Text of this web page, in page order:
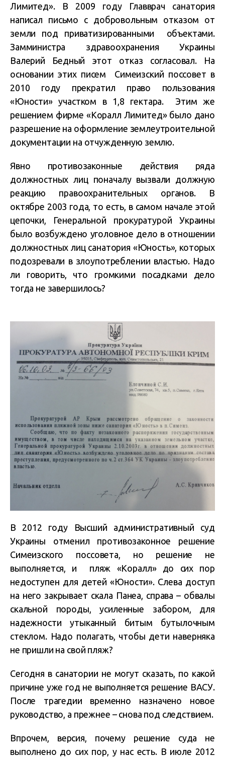
Лимитед». В 2009 году Главврач санатория
написал письмо с добровольным отказом от
земли под приватизированными объектами.
Замминистра здравоохранения Украины
Валерий Бедный этот отказ согласовал. На
основании этих писем Симеизский поссовет в
2010 году прекратил право пользования
«Юности» участком в 1,8 гектара. Этим же
решением фирме «Коралл Лимитед» было дано
разрешение на оформление землеутроительной
документации на отчужденную землю.
Явно противозаконные действия ряда
должностных лиц поначалу вызвали должную
реакцию правоохранительных органов. В
октябре 2003 года, то есть, в самом начале этой
цепочки, Генеральной прокуратурой Украины
было возбуждено уголовное дело в отношении
должностных лиц санатория «Юность», которых
подозревали в злоупотреблении властью. Надо
ли говорить, что громкими посадками дело
тогда не завершилось?
В 2012 году Высший административный суд
Украины отменил противозаконное решение
Симеизского поссовета, но решение не
выполняется, и пляж «Коралл» до сих пор
недоступен для детей «Юности». Слева доступ
на него закрывает скала Панеа, справа – обвалы
скальной породы, усиленные забором, для
надежности утыканный битым бутылочным
стеклом. Надо полагать, чтобы дети наверняка
не пришли на свой пляж?
Сегодня в санатории не могут сказать, по какой
причине уже год не выполняется решение ВАСУ.
После трагедии временно назначено новое
руководство, а прежнее – снова под следствием.
Впрочем, версия, почему решение суда не
выполнено до сих пор, у нас есть. В июле 2012